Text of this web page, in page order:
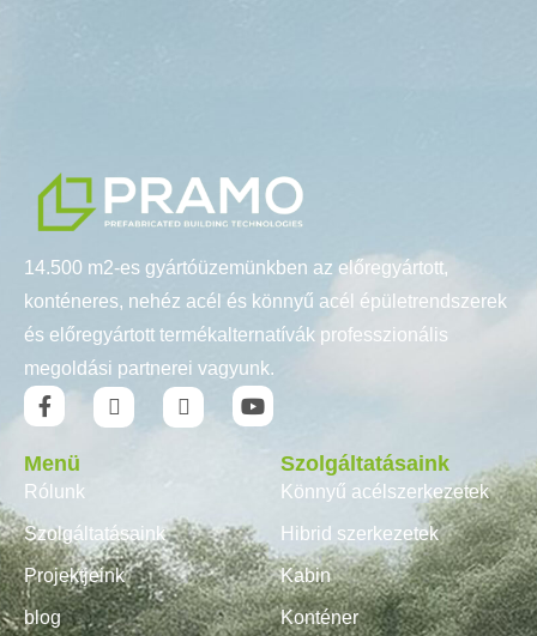
14.500 m2-es gyártóüzemünkben az előregyártott,
konténeres, nehéz acél és könnyű acél épületrendszerek
és előregyártott termékalternatívák professzionális
megoldási partnerei vagyunk.
Menü
Rólunk
Szolgáltatásaink
Projektjeink
blog
Szolgáltatásaink
Könnyű acélszerkezetek
Hibrid szerkezetek
Kabin
Konténer